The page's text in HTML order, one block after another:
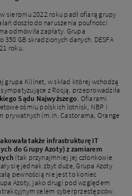
sierpniu 2022 roku padł ofiarą grupy
doszło do naruszenia poufności
odmówiła zapłaty. Grupa
GB skradzionych danych. DESFA
roku.
grupa Killnet, w skład której wchodzą
z Rosją, przeprowadziła
Sądu Najwyższego . Ofiarami
ośmiu polskich lotnisk, NBP i
prywatnych (m.in. Castorama, Orange
także infrastrukturę IT
do Grupy Azoty) z zamiarem
(tak przynajmniej jej członkowie
się jednak zbyt duże, Grupa Azoty
pewnością nie jest to koniec
Azoty, jako drugi pod względem
celem cyberprzestępców.